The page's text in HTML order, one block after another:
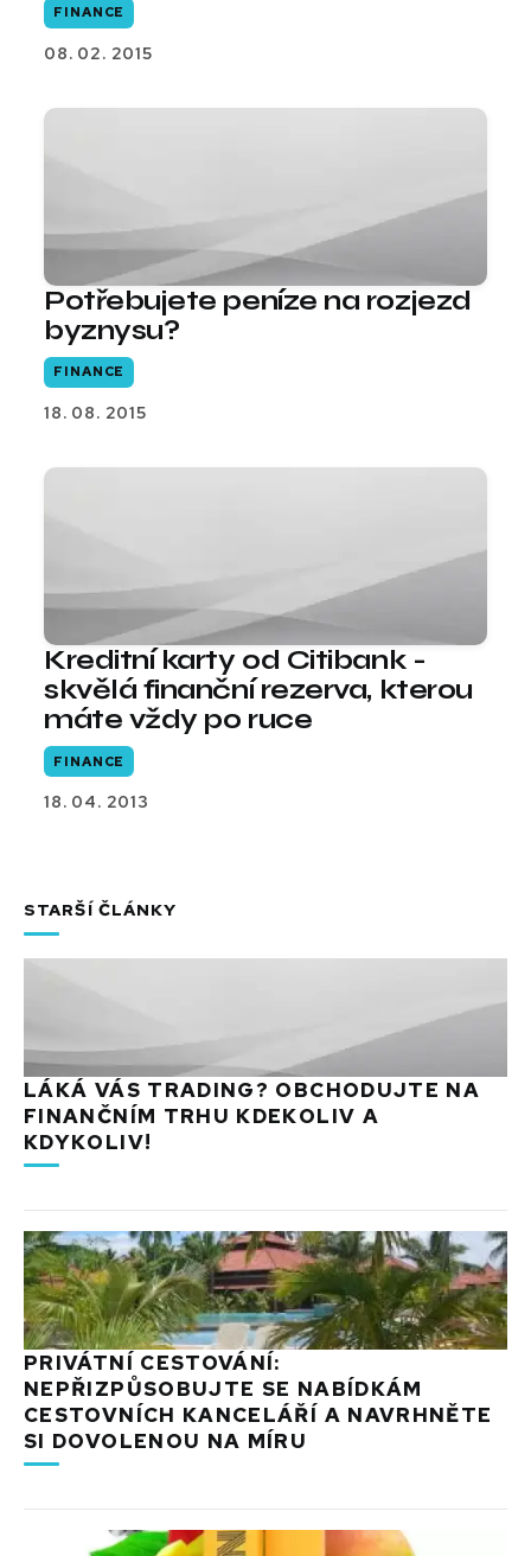
FINANCE
08. 02. 2015
Potřebujete peníze na rozjezd
byznysu?
FINANCE
18. 08. 2015
Kreditní karty od Citibank -
skvělá finanční rezerva, kterou
máte vždy po ruce
FINANCE
18. 04. 2013
STARŠÍ ČLÁNKY
LÁKÁ VÁS TRADING? OBCHODUJTE NA
FINANČNÍM TRHU KDEKOLIV A
KDYKOLIV!
PRIVÁTNÍ CESTOVÁNÍ:
NEPŘIZPŮSOBUJTE SE NABÍDKÁM
CESTOVNÍCH KANCELÁŘÍ A NAVRHNĚTE
SI DOVOLENOU NA MÍRU